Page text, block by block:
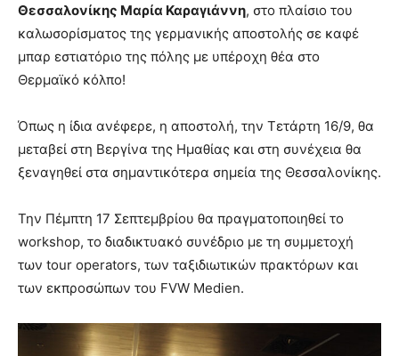
Θεσσαλονίκης Μαρία Καραγιάννη, στο πλαίσιο του
καλωσορίσματος της γερμανικής αποστολής σε καφέ
μπαρ εστιατόριο της πόλης με υπέροχη θέα στο
Θερμαϊκό κόλπο!
Όπως η ίδια ανέφερε, η αποστολή, την Τετάρτη 16/9, θα
μεταβεί στη Βεργίνα της Ημαθίας και στη συνέχεια θα
ξεναγηθεί στα σημαντικότερα σημεία της Θεσσαλονίκης.
Την Πέμπτη 17 Σεπτεμβρίου θα πραγματοποιηθεί το
workshop, το διαδικτυακό συνέδριο με τη συμμετοχή
των tour operators, των ταξιδιωτικών πρακτόρων και
των εκπροσώπων του FVW Medien.